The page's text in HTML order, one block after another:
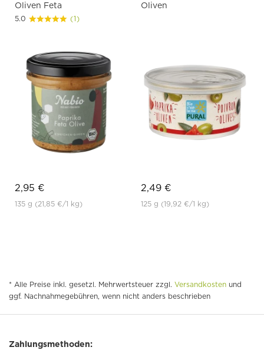
Oliven Feta
5.0 (1)
2,95 €
135 g (21,85 €/1 kg)
Oliven
2,49 €
125 g (19,92 €/1 kg)
* Alle Preise inkl. gesetzl. Mehrwertsteuer zzgl. Versandkosten und
ggf. Nachnahmegebühren, wenn nicht anders beschrieben
Zahlungsmethoden: